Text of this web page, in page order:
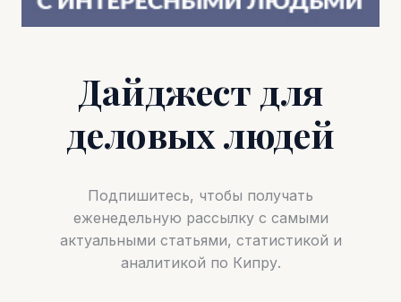
Дайджест для
деловых людей
Подпишитесь, чтобы получать
еженедельную рассылку с самыми
актуальными статьями, статистикой и
аналитикой по Кипру.